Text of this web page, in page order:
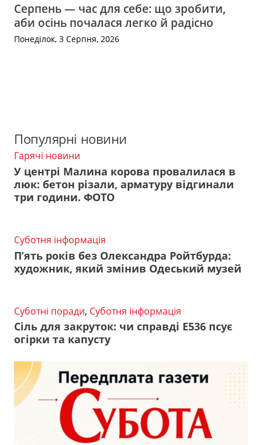
Серпень — час для себе: що зробити,
аби осінь почалася легко й радісно
Понеділок, 3 Серпня, 2026
Популярні новини
Гарячі новини
У центрі Малина корова провалилася в
люк: бетон різали, арматуру відгинали
три години. ФОТО
Суботня інформація
П’ять років без Олександра Ройтбурда:
художник, який змінив Одеський музей
Суботні поради, Суботня інформація
Сіль для закруток: чи справді Е536 псує
огірки та капусту